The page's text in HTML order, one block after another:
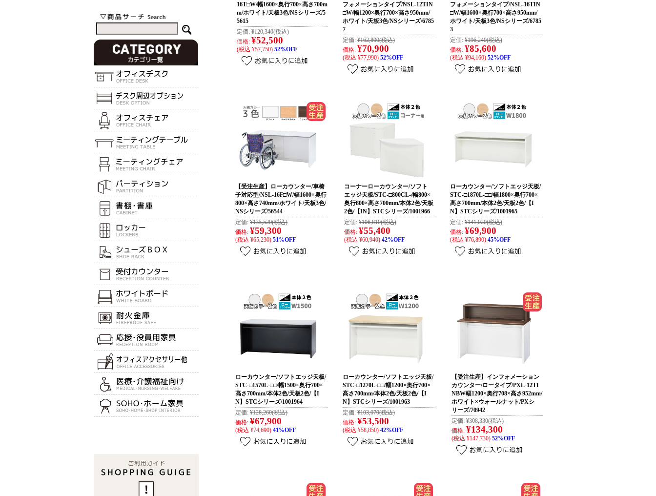
16T□W/幅1600×奥行700×高さ700m
m/ホワイト/天板3色/NSシリーズ/5
5615
定価: ¥120,340(税込)
価格: ¥52,500
(税込 ¥57,750) 52%OFF
フォメーションタイプ/NSL-12TIN
□W/幅1200×奥行700×高さ950mm/
ホワイト/天板3色/NSシリーズ/6785
7
定価: ¥162,800(税込)
価格: ¥70,900
(税込 ¥77,990) 52%OFF
フォメーションタイプ/NSL-16TIN
□W/幅1600×奥行700×高さ950mm/
ホワイト/天板3色/NSシリーズ/6785
3
定価: ¥196,240(税込)
価格: ¥85,600
(税込 ¥94,160) 52%OFF
【受注生産】ローカウンター/車椅
子対応型/NSL-16F□W/幅1600×奥行
800×高さ740mm/ホワイト/天板3色/
NSシリーズ/56544
定価: ¥135,520(税込)
価格: ¥59,300
(税込 ¥65,230) 51%OFF
コーナーローカウンター/ソフト
エッジ天板/STC-□800CL-/幅800×
奥行800×高さ700mm/本体2色/天板
2色/【IN】STCシリーズ/1001966
定価: ¥106,810(税込)
価格: ¥55,400
(税込 ¥60,940) 42%OFF
ローカウンター/ソフトエッジ天板/
STC-□1870L-□□/幅1800×奥行700×
高さ700mm/本体2色/天板2色/【I
N】STCシリーズ/1001965
定価: ¥141,020(税込)
価格: ¥69,900
(税込 ¥76,890) 45%OFF
ローカウンター/ソフトエッジ天板/
STC-□1570L-□□/幅1500×奥行700×
高さ700mm/本体2色/天板2色/【I
N】STCシリーズ/1001964
定価: ¥128,260(税込)
価格: ¥67,900
(税込 ¥74,690) 41%OFF
ローカウンター/ソフトエッジ天板/
STC-□1270L-□□/幅1200×奥行700×
高さ700mm/本体2色/天板2色/【I
N】STCシリーズ/1001963
定価: ¥103,070(税込)
価格: ¥53,500
(税込 ¥58,850) 42%OFF
【受注生産】インフォメーション
カウンター/ロータイプ/PXL-12TI
NBW幅1200×奥行708×高さ952mm/
ホワイト×ウォールナット/PXシ
リーズ/70942
定価: ¥308,330(税込)
価格: ¥134,300
(税込 ¥147,730) 52%OFF